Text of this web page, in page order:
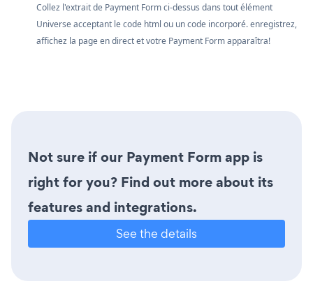
Collez l'extrait de Payment Form ci-dessus dans tout élément
Universe acceptant le code html ou un code incorporé. enregistrez,
affichez la page en direct et votre Payment Form apparaîtra!
Not sure if our Payment Form app is
right for you? Find out more about its
features and integrations.
See the details